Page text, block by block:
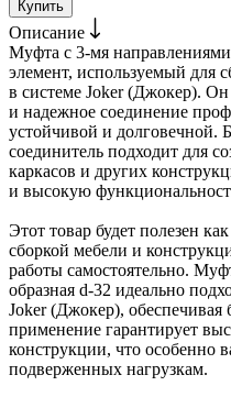
Купить
Описание
Муфта с 3-мя
элемент, используемый для
в системе Joker (Джокер). Он
и надежное соединение
устойчивой и долговечной.
соединитель подходит для
каркасов и других
и высокую
Этот товар будет полезен
сборкой мебели и
работы самостоятельно.
образная d-32 идеально
Joker (Джокер), обеспечивая
применение гарантирует
конструкции, что особенно
подверженных нагрузкам.